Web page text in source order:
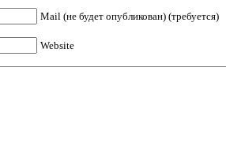
Mail (не будет опубликован) (требуется)
Website